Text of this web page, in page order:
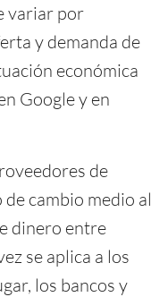
variar por
y demanda de
económica
Google y en
de
cambio medio al
dinero entre
se aplica a los
los bancos y